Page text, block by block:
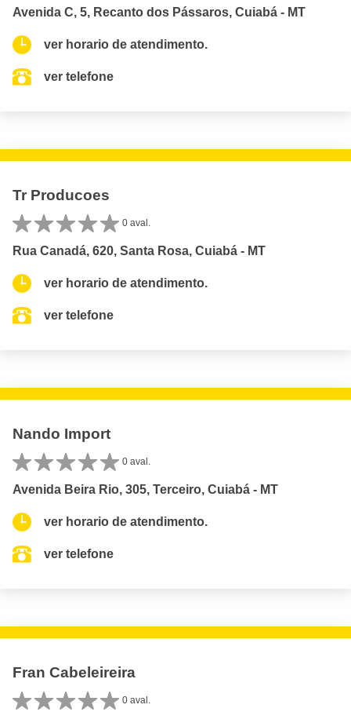
Avenida C, 5, Recanto dos Pássaros, Cuiabá - MT
ver horario de atendimento.
ver telefone
Tr Producoes
0 aval.
Rua Canadá, 620, Santa Rosa, Cuiabá - MT
ver horario de atendimento.
ver telefone
Nando Import
0 aval.
Avenida Beira Rio, 305, Terceiro, Cuiabá - MT
ver horario de atendimento.
ver telefone
Fran Cabeleireira
0 aval.